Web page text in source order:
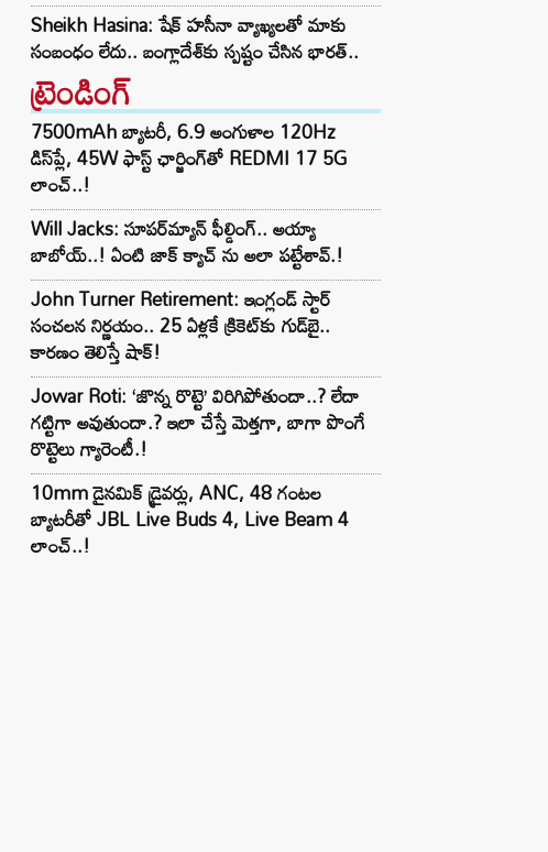
Sheikh Hasina: షేక్ హసీనా వ్యాఖ్యలతో మాకు
సంబంధం లేదు.. బంగ్లాదేశ్‌కు స్పష్టం చేసిన భారత్..
ట్రెండింగ్‌
7500mAh బ్యాటరీ, 6.9 అంగుళాల 120Hz
డిస్‌ప్లే, 45W ఫాస్ట్ ఛార్జింగ్‌తో REDMI 17 5G
లాంచ్..!
Will Jacks: సూపర్‌మ్యాన్ ఫీల్డింగ్.. అయ్యా
బాబోయ్..! ఏంటి జాక్ క్యాచ్ ను అలా పట్టేశావ్.!
John Turner Retirement: ఇంగ్లండ్ స్టార్
సంచలన నిర్ణయం.. 25 ఏళ్లకే క్రికెట్‌కు గుడ్‌బై..
కారణం తెలిస్తే షాక్!
Jowar Roti: ‘జొన్న రొట్టె’ విరిగిపోతుందా..? లేదా
గట్టిగా అవుతుందా.? ఇలా చేస్తే మెత్తగా, బాగా పొంగే
రొట్టెలు గ్యారెంటీ.!
10mm డైనమిక్ డ్రైవర్లు, ANC, 48 గంటల
బ్యాటరీతో JBL Live Buds 4, Live Beam 4
లాంచ్..!